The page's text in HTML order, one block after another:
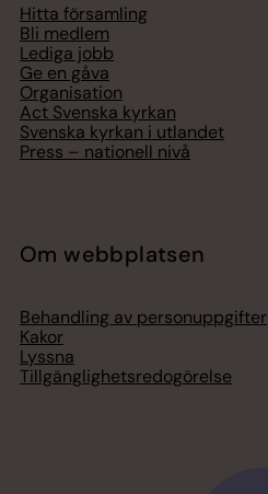
Hitta församling
Bli medlem
Lediga jobb
Ge en gåva
Organisation
Act Svenska kyrkan
Svenska kyrkan i utlandet
Press – nationell nivå
Om webbplatsen
Behandling av personuppgifter
Kakor
Lyssna
Tillgänglighetsredogörelse